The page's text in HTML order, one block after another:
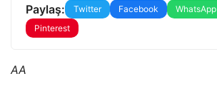
Paylaş: Twitter Facebook WhatsApp
Pinterest
AA